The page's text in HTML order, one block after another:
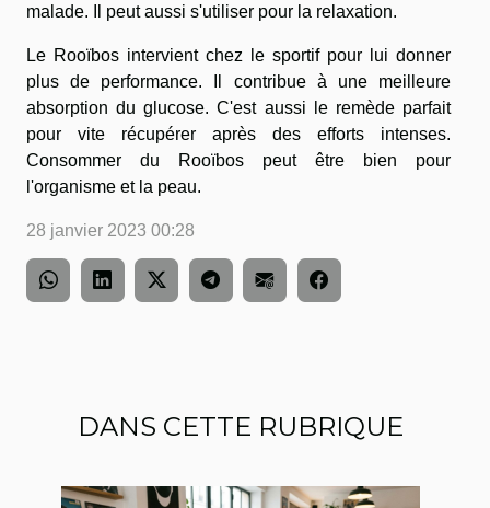
malade. Il peut aussi s'utiliser pour la relaxation.
Le Rooïbos intervient chez le sportif pour lui donner
plus de performance. Il contribue à une meilleure
absorption du glucose. C'est aussi le remède parfait
pour vite récupérer après des efforts intenses.
Consommer du Rooïbos peut être bien pour
l'organisme et la peau.
28 janvier 2023 00:28
DANS CETTE RUBRIQUE